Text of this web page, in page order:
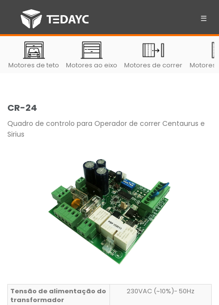
☰
Motores de teto Motores ao eixo Motores de correr Motores
CR-24
Quadro de controlo para Operador de correr Centaurus e
Sirius
Tensão de alimentação do
transformador
230VAC (~10%)- 50Hz